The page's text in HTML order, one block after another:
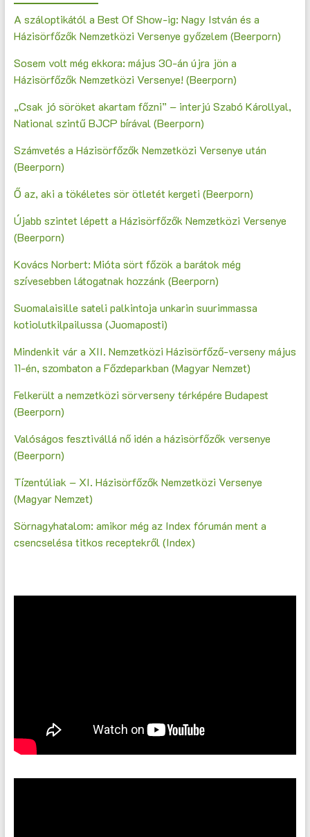
A száloptikától a Best Of Show-ig: Nagy István és a
Házisörfőzők Nemzetközi Versenye győzelem (Beerporn)
Sosem volt még ekkora: május 30-án újra jön a
Házisörfőzők Nemzetközi Versenye! (Beerporn)
„Csak jó söröket akartam főzni” – interjú Szabó Károllyal,
National szintű BJCP bírával (Beerporn)
Számvetés a Házisörfőzők Nemzetközi Versenye után
(Beerporn)
Ő az, aki a tökéletes sör ötletét kergeti (Beerporn)
Újabb szintet lépett a Házisörfőzők Nemzetközi Versenye
(Beerporn)
Kovács Norbert: Mióta sört főzök a barátok még
szívesebben látogatnak hozzánk (Beerporn)
Suomalaisille sateli palkintoja unkarin suurimmassa
kotiolutkilpailussa (Juomaposti)
Mindenkit vár a XII. Nemzetközi Házisörfőző-verseny május
11-én, szombaton a Főzdeparkban (Magyar Nemzet)
Felkerült a nemzetközi sörverseny térképére Budapest
(Beerporn)
Valóságos fesztivállá nő idén a házisörfőzők versenye
(Beerporn)
Tízentúliak – XI. Házisörfőzők Nemzetközi Versenye
(Magyar Nemzet)
Sörnagyhatalom: amikor még az Index fórumán ment a
csencselésa titkos receptekről (Index)